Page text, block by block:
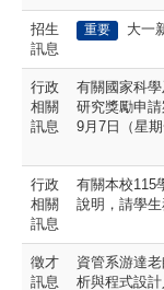
招生
訊息
重要 大一
行政
相關
訊息
有關國家科
研究獎勵申
9月 7 日（星期
行政
相關
訊息
有關本校115
說明，請學
徵才
訊息
資管系游達
析與程式設計